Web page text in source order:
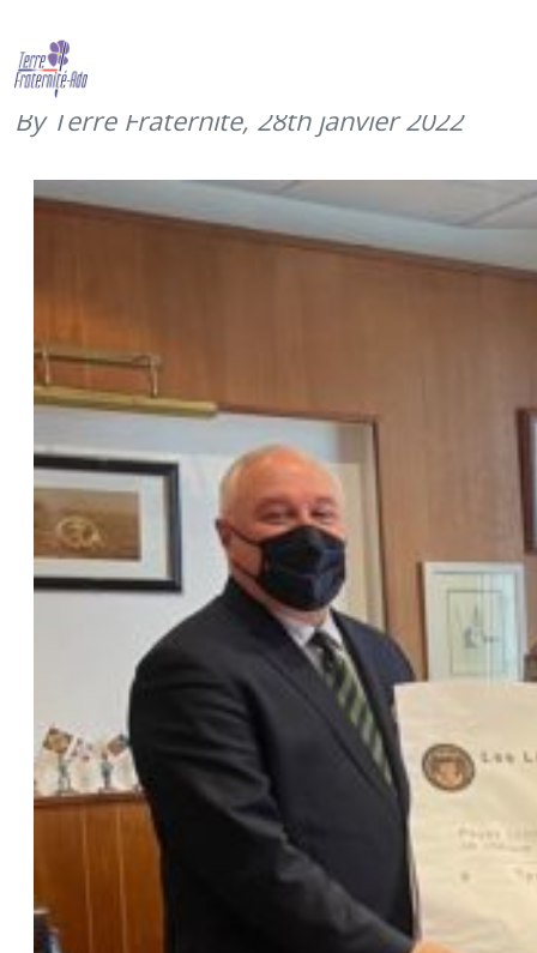
Merci aux lieutenants du 2ème RIMa
(janvier 2022)
By Terre Fraternité, 28th janvier 2022